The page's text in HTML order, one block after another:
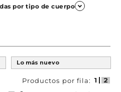
por tipo de cuerpo
Super Slim
la parte inferior del
Lo más nuevo